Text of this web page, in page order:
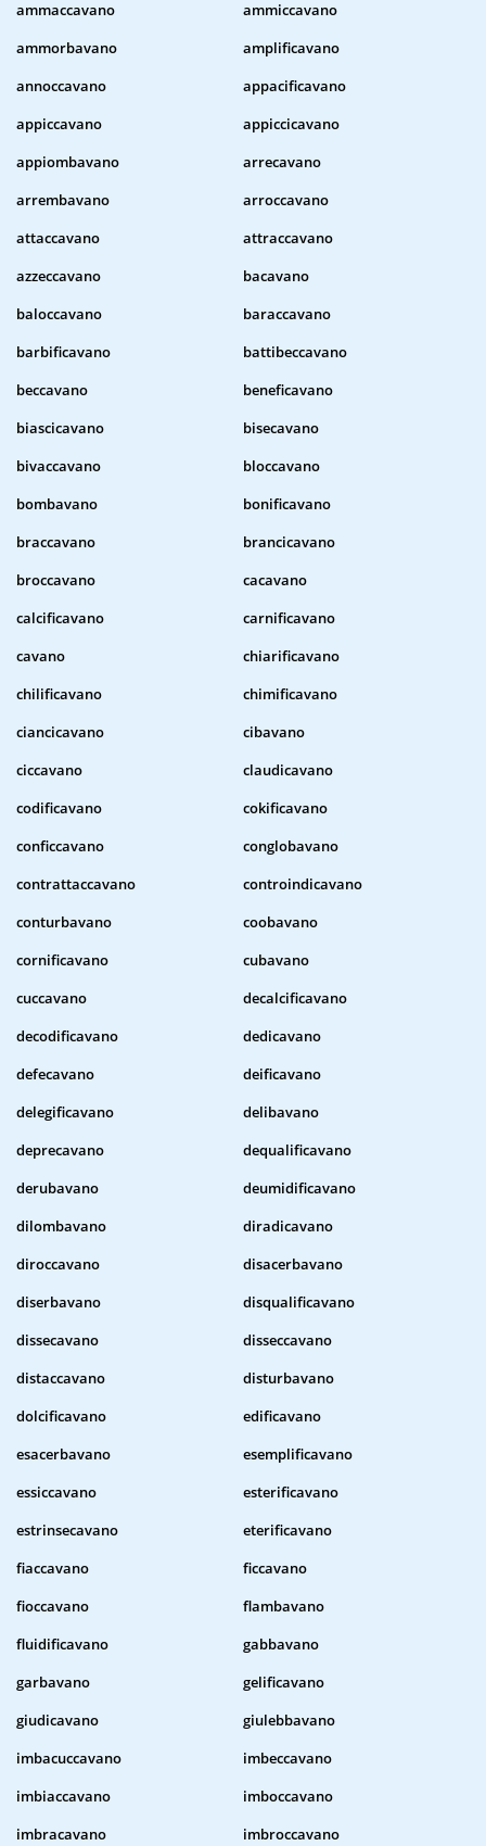
ammaccavano
ammiccavano
ammorbavano
amplificavano
annoccavano
appacificavano
appiccavano
appiccicavano
appiombavano
arrecavano
arrembavano
arroccavano
attaccavano
attraccavano
azzeccavano
bacavano
baloccavano
baraccavano
barbificavano
battibeccavano
beccavano
beneficavano
biascicavano
bisecavano
bivaccavano
bloccavano
bombavano
bonificavano
braccavano
brancicavano
broccavano
cacavano
calcificavano
carnificavano
cavano
chiarificavano
chilificavano
chimificavano
ciancicavano
cibavano
ciccavano
claudicavano
codificavano
cokificavano
conficcavano
conglobavano
contrattaccavano
controindicavano
conturbavano
coobavano
cornificavano
cubavano
cuccavano
decalcificavano
decodificavano
dedicavano
defecavano
deificavano
delegificavano
delibavano
deprecavano
dequalificavano
derubavano
deumidificavano
dilombavano
diradicavano
diroccavano
disacerbavano
diserbavano
disqualificavano
dissecavano
disseccavano
distaccavano
disturbavano
dolcificavano
edificavano
esacerbavano
esemplificavano
essiccavano
esterificavano
estrinsecavano
eterificavano
fiaccavano
ficcavano
fioccavano
flambavano
fluidificavano
gabbavano
garbavano
gelificavano
giudicavano
giulebbavano
imbacuccavano
imbeccavano
imbiaccavano
imboccavano
imbracavano
imbroccavano